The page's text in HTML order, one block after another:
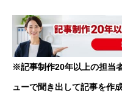
※記事制作20年以上の担当
ューで聞き出して記事を作